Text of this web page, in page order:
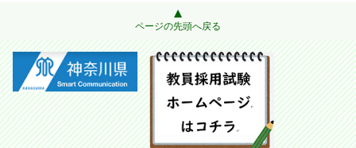
ページの先頭へ戻る